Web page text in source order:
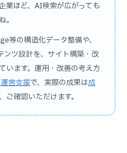
業ほど、AI検索が広がっても
。
等の構造化データ整備や、
ンツ設計を、サイト構築・改
います。運用・改善の考え方
営支援で、実際の成果は成
ご確認いただけます。